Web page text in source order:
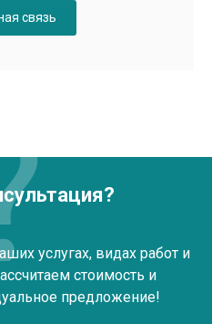
связь
услугах, видах работ и
стоимость и
предложение!